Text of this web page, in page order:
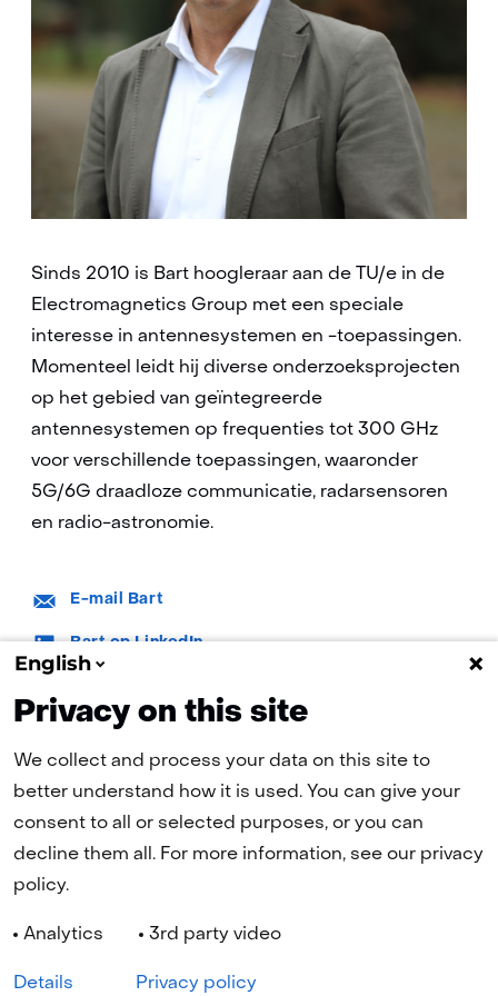
Sinds 2010 is Bart hoogleraar aan de TU/e in de
Electromagnetics Group met een speciale
interesse in antennesystemen en -toepassingen.
Momenteel leidt hij diverse onderzoeksprojecten
op het gebied van geïntegreerde
antennesystemen op frequenties tot 300 GHz
voor verschillende toepassingen, waaronder
5G/6G draadloze communicatie, radarsensoren
en radio-astronomie.
E-
mail:
E-mail Bart
LinkedIn:
Bart op LinkedIn
(naar homepage)
Navigatie
CookiesPrivacy statementDisclaimer
English
Privacy on this site
We collect and process your data on this site to
better understand how it is used. You can give your
consent to all or selected purposes, or you can
decline them all. For more information, see our privacy
policy.
Analytics 3rd party video
Details Privacy policy